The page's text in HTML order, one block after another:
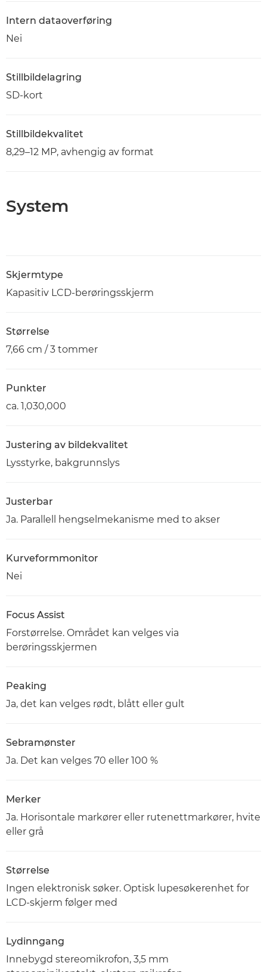
Intern dataoverføring
Nei
Stillbildelagring
SD-kort
Stillbildekvalitet
8,29–12 MP, avhengig av format
System
Skjermtype
Kapasitiv LCD-berøringsskjerm
Størrelse
7,66 cm / 3 tommer
Punkter
ca. 1,030,000
Justering av bildekvalitet
Lysstyrke, bakgrunnslys
Justerbar
Ja. Parallell hengselmekanisme med to akser
Kurveformmonitor
Nei
Focus Assist
Forstørrelse. Området kan velges via
berøringsskjermen
Peaking
Ja, det kan velges rødt, blått eller gult
Sebramønster
Ja. Det kan velges 70 eller 100 %
Merker
Ja. Horisontale markører eller rutenettmarkører, hvite
eller grå
Størrelse
Ingen elektronisk søker. Optisk lupesøkerenhet for
LCD-skjerm følger med
Lydinngang
Innebygd stereomikrofon, 3,5 mm